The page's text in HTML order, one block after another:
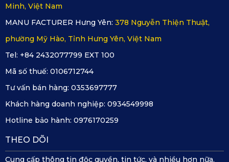
có thể vệ sinh tại nhà chỉ với khăn ẩm hoặc vòi xịt nước
nhẹ. Không cần mang xe ra tiệm rửa thường xuyên, bạn vẫn
có thể giữ khoang xe luôn sạch sẽ như ngày đầu mới mua.
Đây là giải pháp vừa tiết kiệm thời gian, vừa giảm chi phí
bảo trì lâu dài.
2.3. Tăng tính thẩm mỹ cho toàn bộ nội thất
Skoda Kodiaq Style
Minh, Việt Nam
MANU FACTURER Hưng Yên: 378 Nguyễn Thiện Thuật,
phường Mỹ Hào, Tỉnh Hưng Yên, Việt Nam
Tel: +84 2432077799 EXT 100
Mã số thuế: 0106712744
Tư vấn bán hàng: 0353697777
Khách hàng doanh nghiệp: 0934549998
Hotline bảo hành: 0976170259
THEO DÕI
Cung cấp thông tin độc quyền, tin tức, và nhiều hơn nữa.